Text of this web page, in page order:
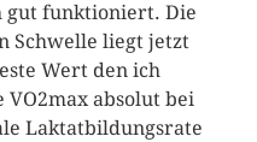
gut funktioniert. Die
Schwelle liegt jetzt
Wert den ich
VO2max absolut bei
Laktatbildungsrate